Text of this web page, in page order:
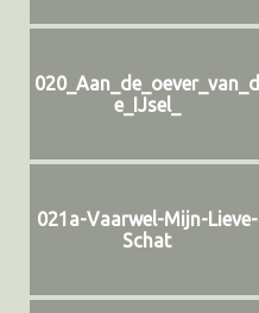
020_Aan_de_oever_van_d
e_IJsel_
021a-Vaarwel-Mijn-Lieve-
Schat